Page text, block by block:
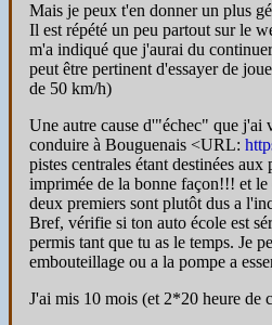
Mais je peux t'en donner un plus
Il est répété un peu partout sur le
m'a indiqué que j'aurai du
peut être pertinent d'essayer de
de 50 km/h)
Une autre cause d'"échec" que j'ai
conduire à Bouguenais <URL:
pistes centrales étant destinées
imprimée de la bonne façon!!! et
deux premiers sont plutôt dus a
Bref, vérifie si ton auto école est
permis tant que tu as le temps. Je
embouteillage ou a la pompe a
J'ai mis 10 mois (et 2*20 heure de